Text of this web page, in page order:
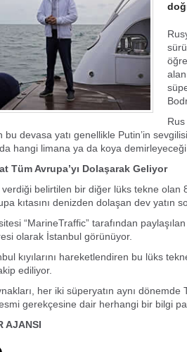
bu devasa yatı genellikle Putin’in
hangi limana ya da koya
Tüm Avrupa’yı Dolaşarak Geliyor
verdiği belirtilen bir diğer lüks tekne olan
kıtasını denizden dolaşan dev yatın
“MarineTraffic” tarafından
olarak İstanbul görünüyor.
kıyılarını hareketlendiren bu lüks
ediliyor.
her iki süperyatın aynı
gerekçesine dair herhangi bir bilgi
AJANSI